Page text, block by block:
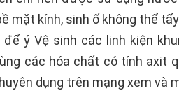
mặt kính, sinh ố không thể
ý Vệ sinh các linh kiện
các hóa chất có tính axit
dụng trên mạng xem và